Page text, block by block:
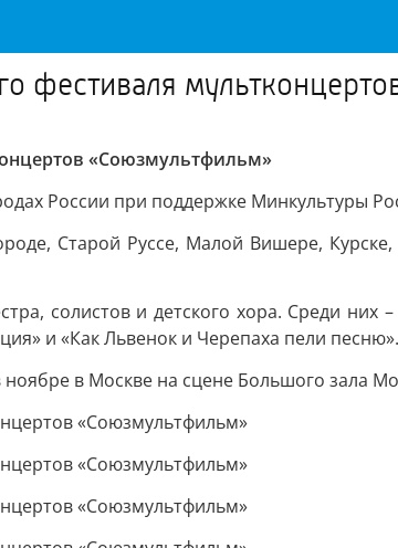
фестиваля
«Союзмультфильм»
России при поддержке Минкультуры
Старой Руссе, Малой Вишере,
солистов и детского хора. Среди них
и «Как Львенок и Черепаха пели песню».
в Москве на сцене Большого зала